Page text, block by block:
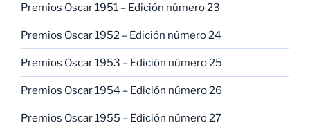
Premios Oscar 1951 – Edición número 23
Premios Oscar 1952 – Edición número 24
Premios Oscar 1953 – Edición número 25
Premios Oscar 1954 – Edición número 26
Premios Oscar 1955 – Edición número 27